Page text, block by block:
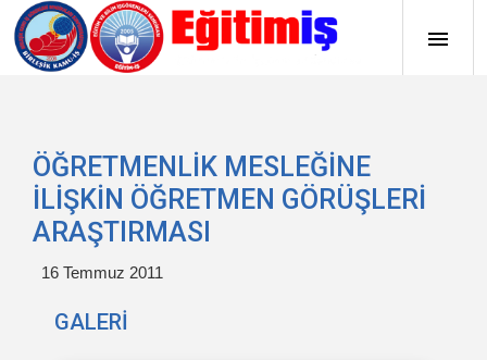
ÖĞRETMENLİK MESLEĞİNE
İLİŞKİN ÖĞRETMEN GÖRÜŞLERİ
ARAŞTIRMASI
16 Temmuz 2011
GALERİ